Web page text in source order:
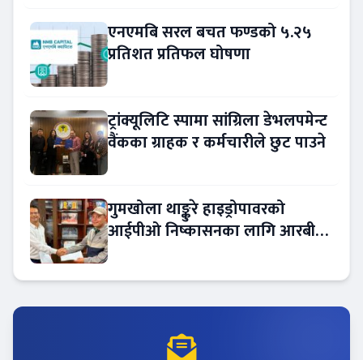
एनएमबि सरल बचत फण्डको ५.२५
प्रतिशत प्रतिफल घोषणा
ट्रांक्यूलिटि स्पामा सांग्रिला डेभलपमेन्ट
वैंकका ग्राहक र कर्मचारीले छुट पाउने
गुमखोला थाङ्कुरे हाइड्रोपावरको
आईपीओ निष्कासनका लागि आरबीबी